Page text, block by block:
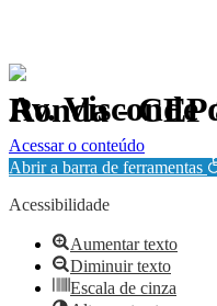
Av. Visconde de Taunay, 950 -
Política de Privacidade.
Acessar o conteúdo
Abrir a barra de ferramentas
Acessibilidade
Aumentar texto
Diminuir texto
Escala de cinza